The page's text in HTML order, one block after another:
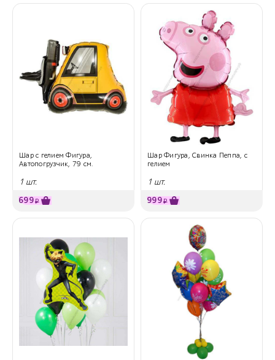
Шар с гелием Фигура,
Автопогрузчик, 79 см.
1 шт.
699₽
Шар Фигура, Свинка Пеппа, с
гелием
1 шт.
999₽